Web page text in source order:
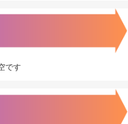
です